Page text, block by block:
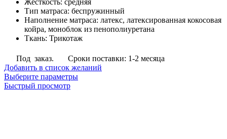
25,970
руб.
Жёсткость: средняя
Тип матраса: беспружинный
Наполнение матраса: латекс, латексированная кокосовая
койра, моноблок из пенополиуретана
Ткань: Трикотаж
Под заказ.
Сроки поставки: 1-2 месяца
Добавить в список желаний
Выберите параметрыЭтот
Быстрый просмотр